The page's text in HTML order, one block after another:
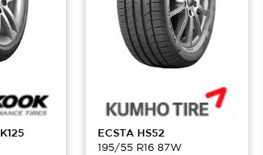
K125
ECSTA HS52
195/55 R16 87W